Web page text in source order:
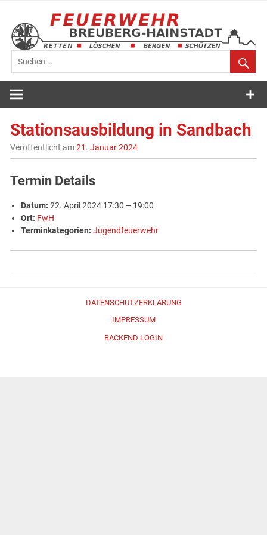
springen
Feuerwehr
Breuberg-
Hainstadt
Stationsausbildung in Sandbach
Veröffentlicht am21. Januar 2024
Termin Details
Datum: 22. April 2024 17:30 – 19:00
Ort: FwH
Terminkategorien: Jugendfeuerwehr
DATENSCHUTZERKLÄRUNG
IMPRESSUM
BACKEND LOGIN